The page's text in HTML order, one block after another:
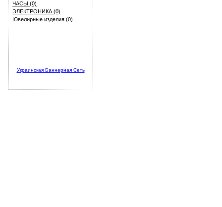
ЧАСЫ (0)
ЭЛЕКТРОНИКА (0)
Ювелирные изделия (0)
Украинская Баннерная Сеть